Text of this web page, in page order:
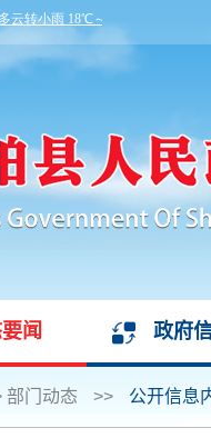
闻 政府
部门动态 >> 公开信息